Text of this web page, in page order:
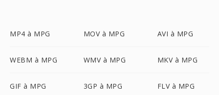
MP4 à MPG MOV à MPG AVI à MPG
WEBM à MPG WMV à MPG MKV à MPG
GIF à MPG 3GP à MPG FLV à MPG